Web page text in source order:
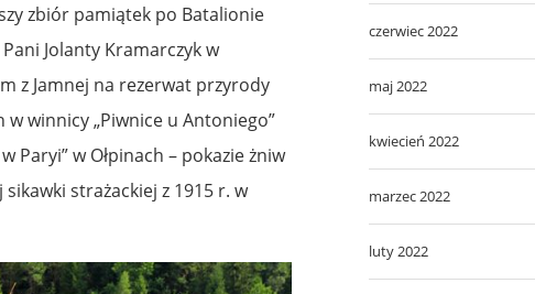
zbiór pamiątek po Batalionie
Pani Jolanty Kramarczyk w
z Jamnej na rezerwat przyrody
w winnicy „Piwnice u Antoniego”
Paryi” w Ołpinach – pokazie żniw
strażackiej z 1915 r. w
czerwiec 2022
maj 2022
kwiecień 2022
marzec 2022
luty 2022